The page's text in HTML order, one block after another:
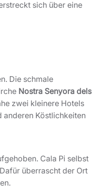
sich über eine
Die schmale
Nostra Senyora dels
zwei kleinere Hotels
anderen Köstlichkeiten
Cala Pi selbst
überrascht der Ort